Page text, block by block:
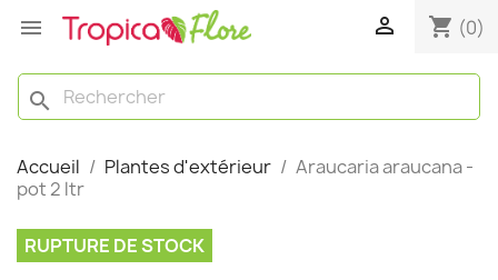
  shopping_cart (0)
search
Accueil Plantes d'extérieur
Araucaria araucana -
pot 2 ltr
RUPTURE DE STOCK